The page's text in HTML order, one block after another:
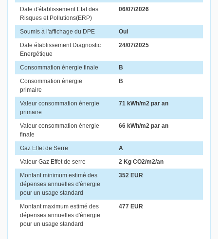
Date d'établissement Etat des
Risques et Pollutions(ERP)
06/07/2026
Soumis à l'affichage du DPE
Oui
Date établissement Diagnostic
Energétique
24/07/2025
Consommation énergie finale
B
Consommation énergie
primaire
B
Valeur consommation énergie
primaire
71 kWh/m2 par an
Valeur consommation énergie
finale
66 kWh/m2 par an
Gaz Effet de Serre
A
Valeur Gaz Effet de serre
2 Kg CO2/m2/an
Montant minimum estimé des
dépenses annuelles d'énergie
pour un usage standard
352 EUR
Montant maximum estimé des
dépenses annuelles d'énergie
pour un usage standard
477 EUR